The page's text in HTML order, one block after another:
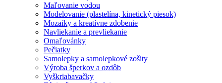
Maľovanie vodou
Modelovanie (plastelína, kinetický piesok)
Mozaiky a kreatívne zdobenie
Navliekanie a prevliekanie
Omaľovánky
Pečiatky
Samolepky a samolepkové zošity
Výroba šperkov a ozdôb
Vyškriabavačky